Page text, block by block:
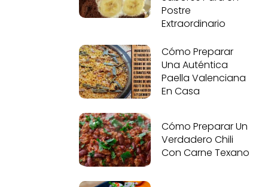
Postre
Extraordinario
Cómo Preparar
Una Auténtica
Paella Valenciana
En Casa
Cómo Preparar Un
Verdadero Chili
Con Carne Texano